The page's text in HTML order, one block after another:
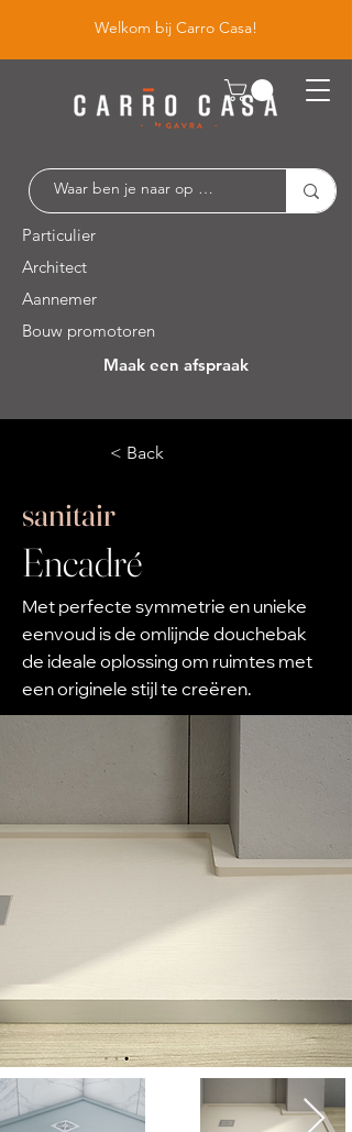
Welkom bij Carro Casa!
Particulier
Architect
Aannemer
Bouw promotoren
Maak een afspraak
Leuvensesteenweg 526 / 1930 Zaventem
< Back
sanitair
Encadré
Met perfecte symmetrie en unieke
eenvoud is de omlijnde douchebak
de ideale oplossing om ruimtes met
een originele stijl te creëren.